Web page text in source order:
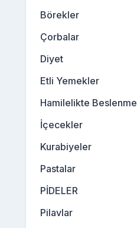
Börekler
Çorbalar
Diyet
Etli Yemekler
Hamilelikte Beslenme
İçecekler
Kurabiyeler
Pastalar
PİDELER
Pilavlar